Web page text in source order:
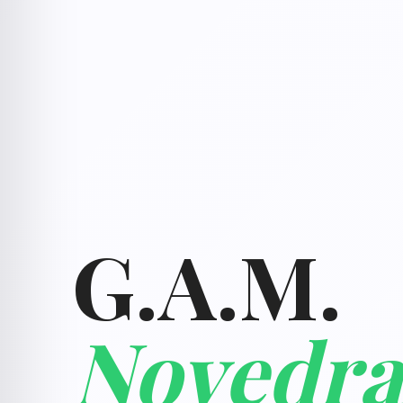
G.A.M.